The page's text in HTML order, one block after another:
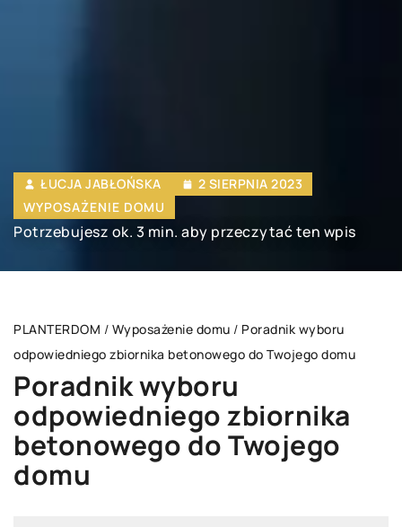
ŁUCJA JABŁOŃSKA
2 SIERPNIA 2023
WYPOSAŻENIE DOMU
Potrzebujesz ok. 3 min. aby przeczytać ten wpis
PLANTERDOM / Wyposażenie domu / Poradnik wyboru
odpowiedniego zbiornika betonowego do Twojego domu
Poradnik wyboru
odpowiedniego zbiornika
betonowego do Twojego
domu